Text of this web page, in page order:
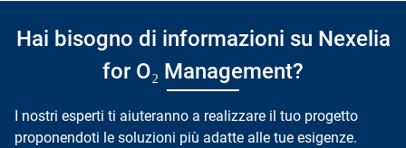
Hai bisogno di informazioni su Nexelia
for O₂ Management?
I nostri esperti ti aiuteranno a realizzare il tuo progetto
proponendoti le soluzioni più adatte alle tue esigenze.